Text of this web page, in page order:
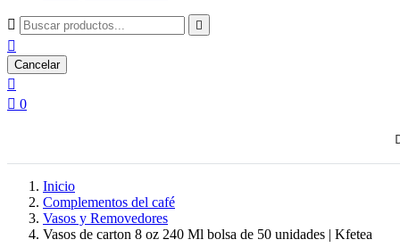
 

Cancelar

 0
Inicio
Complementos del café
Vasos y Removedores
Vasos de carton 8 oz 240 Ml bolsa de 50 unidades | Kfetea